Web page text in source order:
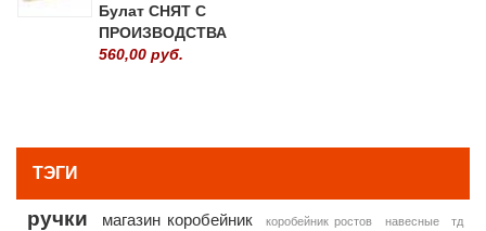
Булат СНЯТ С
ПРОИЗВОДСТВА
560,00 руб.
ТЭГИ
ручки магазин коробейник коробейник ростов навесные
тд